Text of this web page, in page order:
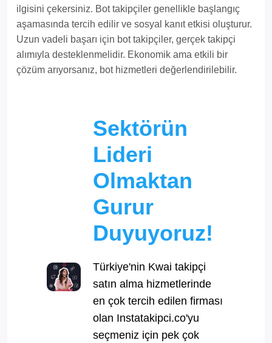
ilgisini çekersiniz. Bot takipçiler genellikle başlangıç
aşamasında tercih edilir ve sosyal kanıt etkisi oluşturur.
Uzun vadeli başarı için bot takipçiler, gerçek takipçi
alımıyla desteklenmelidir. Ekonomik ama etkili bir
çözüm arıyorsanız, bot hizmetleri değerlendirilebilir.
Sektörün
Lideri
Olmaktan
Gurur
Duyuyoruz!
Türkiye'nin Kwai takipçi
satın alma hizmetlerinde
en çok tercih edilen firması
olan Instatakipci.co'yu
seçmeniz için pek çok